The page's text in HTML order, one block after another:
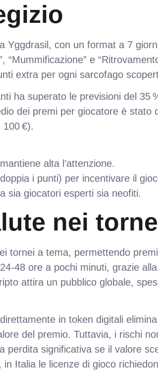
Yggdrasil, con un format a 7
e
extra per ogni sarcofago
ha superato le previsioni del 35
dei premi per giocatore è stato
€).
alta l’attenzione.
i punti) per incentivare il
sia giocatori esperti sia neofiti.
nei
tornei a tema, permettendo
ore a pochi minuti, grazie
attira un pubblico globale,
in token digitali
del premio. Tuttavia, i rischi
significativa se il valore
Italia le licenze di gioco